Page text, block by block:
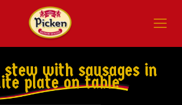
stew with sausages in
plate on table